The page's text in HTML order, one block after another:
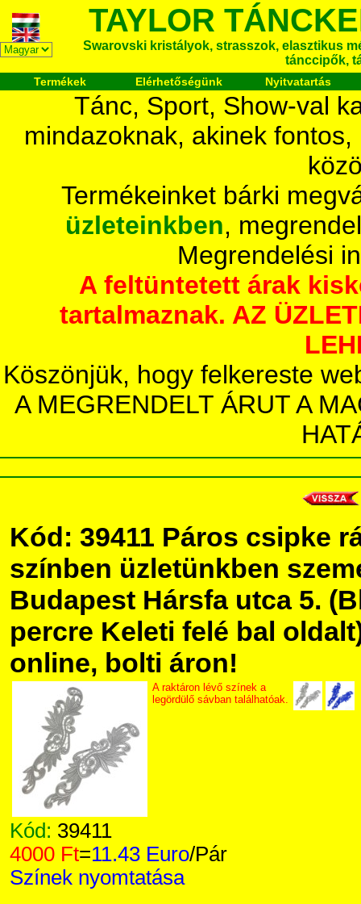
TAYLOR
Swarovski kristályok, strasszok, elasztikus
tánccipők,
Termékek Elérhetőségünk Nyitvatartás
Tánc, Sport, Show-val
mindazoknak, akinek
Termékeinket bárki
üzleteinkben,
Megrendelési
A feltüntetett árak
tartalmaznak. AZ
Köszönjük, hogy felkereste
A MEGRENDELT ÁRUT A
Kód: 39411 Páros csipke
színben üzletünkben
Budapest Hársfa utca 5.
percre Keleti felé bal
online, bolti áron!
A raktáron lévő színek a
legördülő sávban találhatóak.
Kód: 39411
4000 Ft=11.43 Euro/Pár
Színek nyomtatása